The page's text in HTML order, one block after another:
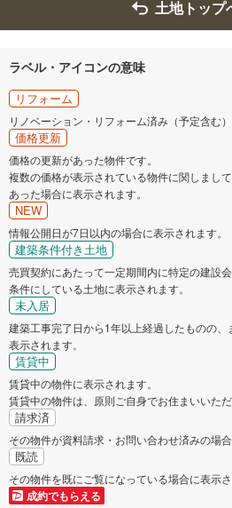
土地トップ
ラベル・アイコンの意味
リフォーム
リノベーション・リフォーム済み（予定含む
価格更新
価格の更新があった物件です。
複数の価格が表示されている物件に関しまし
あった場合に表示されます。
NEW
情報公開日が7日以内の場合に表示されます。
建築条件付き土地
売買契約にあたって一定期間内に特定の建設
条件にしている土地に表示されます。
未入居
建築工事完了日から1年以上経過したものの
表示されます。
賃貸中
賃貸中の物件に表示されます。
賃貸中の物件は、原則ご自身でお住まいいただ
請求済
その物件が資料請求・お問い合わせ済みの場合
既読
その物件を既にご覧になっている場合に表示さ
成約でもらえる